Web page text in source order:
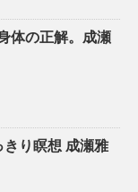
体の正解。成瀬
り瞑想 成瀬雅